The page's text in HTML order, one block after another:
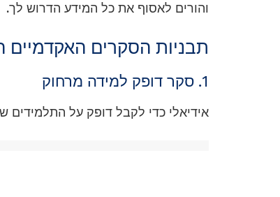
והורים לאסוף את כל המידע הדרוש לך.
תבניות הסקרים האקדמיים
1. סקר דופק למידה מרחוק
אידיאלי כדי לקבל דופק על התלמידים